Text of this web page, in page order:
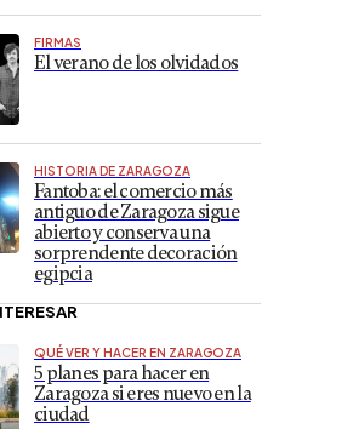
FIRMAS
El verano de los olvidados
HISTORIA DE ZARAGOZA
Fantoba: el comercio más
antiguo de Zaragoza sigue
abierto y conserva una
sorprendente decoración
egipcia
QUÉ VER Y HACER EN ZARAGOZA
5 planes para hacer en
Zaragoza si eres nuevo en la
ciudad